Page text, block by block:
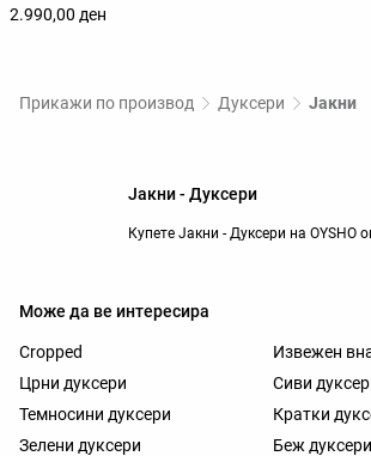
2.990,00 ден
Прикажи по производ Дуксери Јакни
Јакни - Дуксери
Купете Јакни - Дуксери на OYSHO
Може да ве интересира
Cropped
Извежен
Црни дуксери
Сиви
Темносини дуксери
Кратки
Зелени дуксери
Беж дуксери